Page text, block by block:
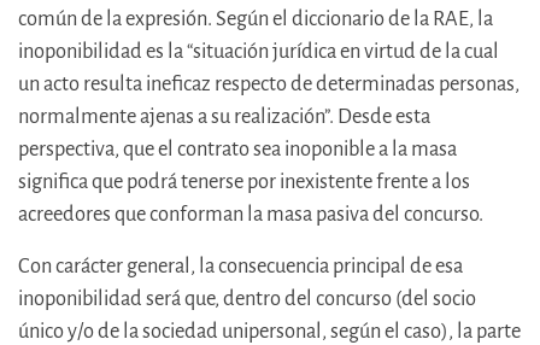
común de la expresión. Según el diccionario de la RAE, la
inoponibilidad es la “situación jurídica en virtud de la cual
un acto resulta ineficaz respecto de determinadas personas,
normalmente ajenas a su realización”. Desde esta
perspectiva, que el contrato sea inoponible a la masa
significa que podrá tenerse por inexistente frente a los
acreedores que conforman la masa pasiva del concurso.
Con carácter general, la consecuencia principal de esa
inoponibilidad será que, dentro del concurso (del socio
único y/o de la sociedad unipersonal, según el caso), la parte